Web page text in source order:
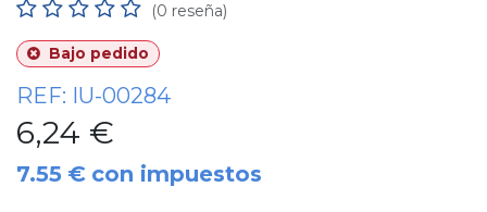
(0 reseña)
Bajo pedido
REF: IU-00284
6,24 €
7.55 € con impuestos